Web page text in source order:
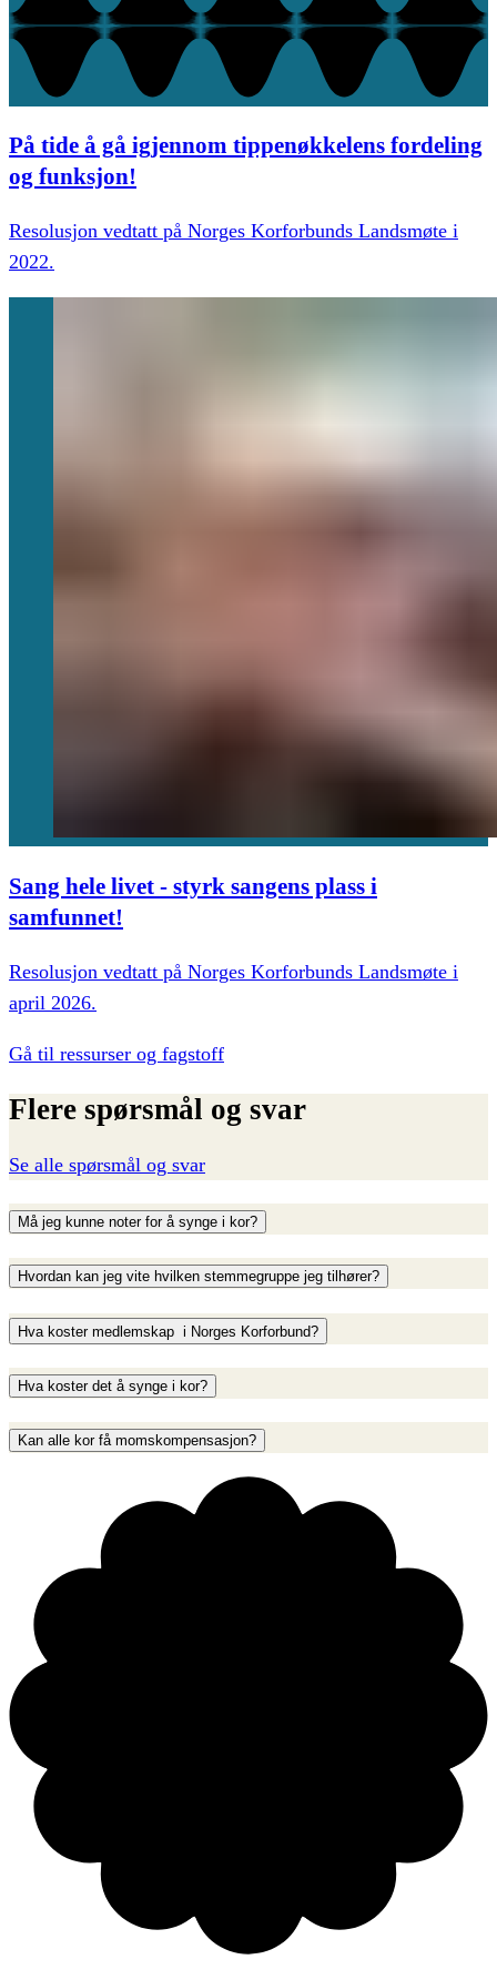
På tide å gå igjennom tippenøkkelens fordeling
og funksjon!
Resolusjon vedtatt på Norges Korforbunds Landsmøte i
2022.
Sang hele livet - styrk sangens plass i
samfunnet!
Resolusjon vedtatt på Norges Korforbunds Landsmøte i
april 2026.
Gå til ressurser og fagstoff
Flere spørsmål og svar
Se alle spørsmål og svar
Må jeg kunne noter for å synge i kor?
Hvordan kan jeg vite hvilken stemmegruppe jeg tilhører?
Hva koster medlemskap i Norges Korforbund?
Hva koster det å synge i kor?
Kan alle kor få momskompensasjon?